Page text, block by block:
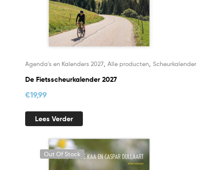
Agenda's en Kalenders 2027, Alle producten Scheurkalender
De Fietsscheurkalender 2027
€19,99
Lees Verder
Out Of Stock